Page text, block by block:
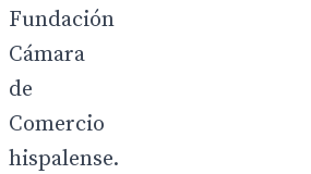
Fundación
Cámara
de
Comercio
hispalense.